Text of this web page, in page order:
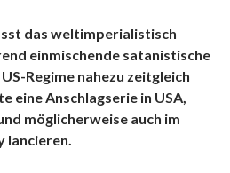
das weltimperialistisch
einmischende satanistische
Regime nahezu zeitgleich
eine Anschlagserie in USA,
möglicherweise auch im
lancieren.